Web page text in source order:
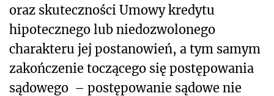
oraz skuteczności Umowy kredytu
hipotecznego lub niedozwolonego
charakteru jej postanowień, a tym samym
zakończenie toczącego się postępowania
sądowego – postępowanie sądowe nie